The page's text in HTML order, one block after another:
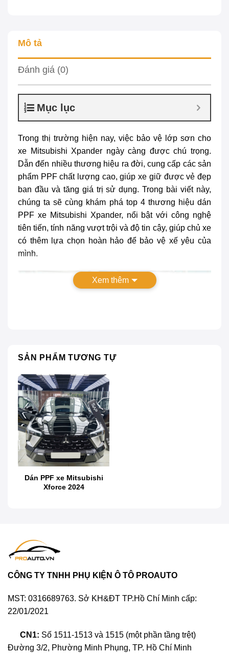
Mô tả
Đánh giá (0)
Mục lục
Trong thị trường hiện nay, việc bảo vệ lớp sơn cho
xe Mitsubishi Xpander ngày càng được chú trọng.
Dẫn đến nhiều thương hiệu ra đời, cung cấp các sản
phẩm PPF chất lượng cao, giúp xe giữ được vẻ đẹp
ban đầu và tăng giá trị sử dụng. Trong bài viết này,
chúng ta sẽ cùng khám phá top 4 thương hiệu dán
PPF xe Mitsubishi Xpander, nổi bật với công nghệ
tiên tiến, tính năng vượt trội và độ tin cậy, giúp chủ xe
có thêm lựa chọn hoàn hảo để bảo vệ xế yêu của
mình.
Top 4 thương hiệu dán PPF xe Mitsubishi Xpander
Tại sao chủ xe cần dán ppf xe Mitsubishi
Xpander ?
nguyên bản dễ bị trầy xước, phai màu do tác động
Hơn nữa, với công nghệ tự phục hồi hiện đại, PPF
giúp xóa bỏ các vết xước nhỏ mà không cần phải
chi phí bảo trì cho xe. Việc đầu tư vào PPF nhằm
nâng cao giá trị bán lại của chiếc Xpander trong
PPF là quyết định thông minh mà mọi chủ xe
Mitsubishi Xpander nên cân nhắc để bảo vệ tài sản
Xem thêm
SẢN PHẨM TƯƠNG TỰ
Dán PPF xe Mitsubishi
Xforce 2024
CÔNG TY TNHH PHỤ KIỆN Ô TÔ PROAUTO
MST: 0316689763. Sở KH&ĐT TP.Hồ Chí Minh cấp:
22/01/2021
CN1: Số 1511-1513 và 1515 (một phần tầng trệt)
Đường 3/2, Phường Minh Phụng, TP. Hồ Chí Minh